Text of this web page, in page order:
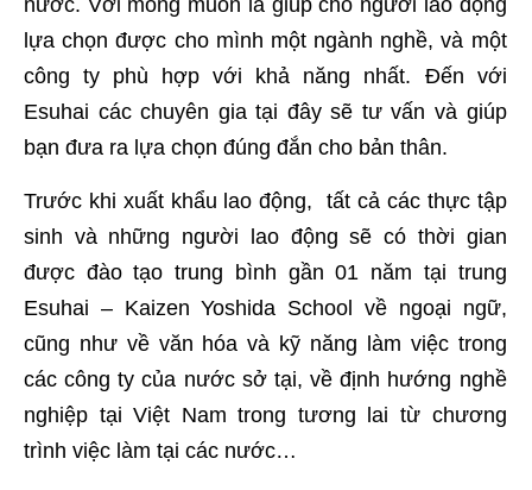
lựa chọn được cho mình một ngành nghề, và một
công ty phù hợp với khả năng nhất. Đến với
Esuhai các chuyên gia tại đây sẽ tư vấn và giúp
bạn đưa ra lựa chọn đúng đắn cho bản thân.
Trước khi xuất khẩu lao động, tất cả các thực tập
sinh và những người lao động sẽ có thời gian
được đào tạo trung bình gần 01 năm tại trung
Esuhai – Kaizen Yoshida School về ngoại ngữ,
cũng như về văn hóa và kỹ năng làm việc trong
các công ty của nước sở tại, về định hướng nghề
nghiệp tại Việt Nam trong tương lai từ chương
trình việc làm tại các nước…